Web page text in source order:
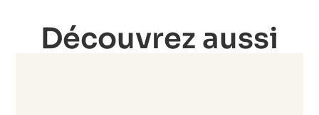
Découvrez aussi